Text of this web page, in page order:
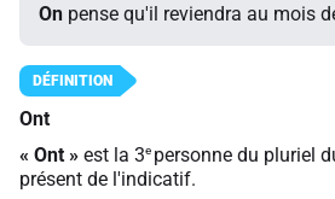
On pense qu'il reviendra au mois
Ont
« Ont » est la 3e personne du pluriel
présent de l'indicatif.